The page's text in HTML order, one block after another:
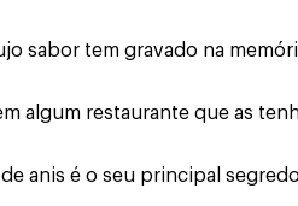
sabor tem gravado na
algum restaurante que as
anis é o seu principal